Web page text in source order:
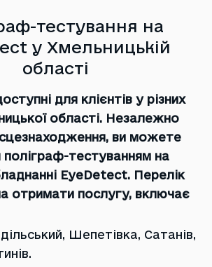
тестування на
у Хмельницькій
області
для клієнтів у різних
області. Незалежно
ви можете
поліграф-тестуванням на
EyeDetect. Перелік
отримати послугу, включає
Шепетівка, Сатанів,